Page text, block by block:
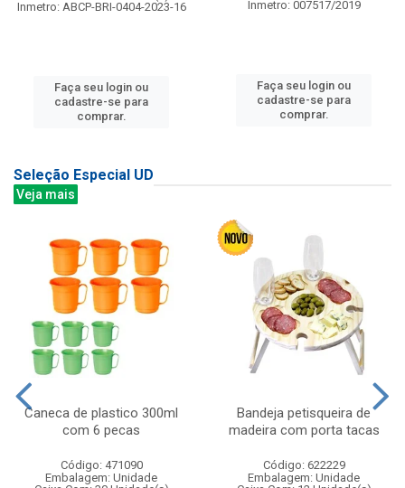
Inmetro: ABCP-BRI-0404-2023-16
Faça seu login ou
cadastre-se para
comprar.
Inmetro: 007517/2019
Faça seu login ou
cadastre-se para
comprar.
Seleção Especial UD
Veja mais
Caneca de plastico 300ml
com 6 pecas
Código: 471090
Embalagem: Unidade
Bandeja petisqueira de
madeira com porta tacas
Código: 622229
Embalagem: Unidade